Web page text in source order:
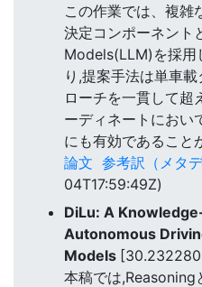
この作業では、複雑
決定コンポーネン
Models(LLM)を採用
り,提案手法は単車
ローチを一貫して超
ーディネートにおい
にも有効であること
論文 参考訳（メタデ
04T17:59:49Z)
DiLu: A
Autonomous
Models
本稿では